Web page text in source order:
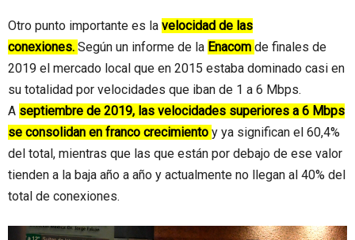
Otro punto importante es la velocidad de las
conexiones. Según un informe de la Enacom de finales de
2019 el mercado local que en 2015 estaba dominado casi en
su totalidad por velocidades que iban de 1 a 6 Mbps.
A septiembre de 2019, las velocidades superiores a 6 Mbps
se consolidan en franco crecimiento y ya significan el 60,4%
del total, mientras que las que están por debajo de ese valor
tienden a la baja año a año y actualmente no llegan al 40% del
total de conexiones.